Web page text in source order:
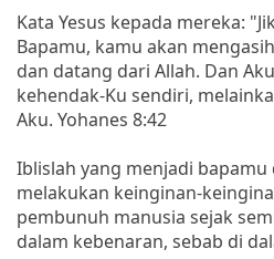
Kata Yesus kepada mereka:
Bapamu, kamu akan
dan datang dari Allah. Dan
kehendak-Ku sendiri,
Aku. Yohanes 8:42
Iblislah yang menjadi
melakukan keinginan-
pembunuh manusia sejak
dalam kebenaran, sebab di